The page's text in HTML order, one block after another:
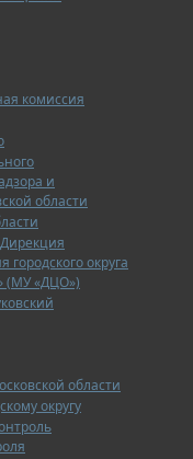
комиссия
и
области
округа
(МУ «ДЦО»)
области
округу